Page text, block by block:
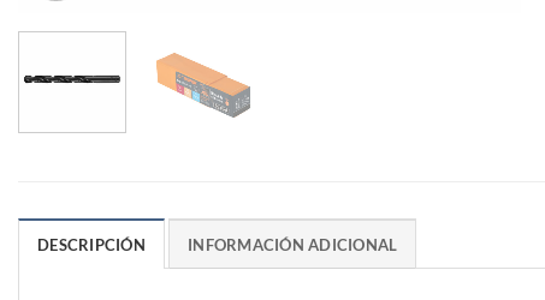
DESCRIPCIÓN INFORMACIÓN ADICIONAL